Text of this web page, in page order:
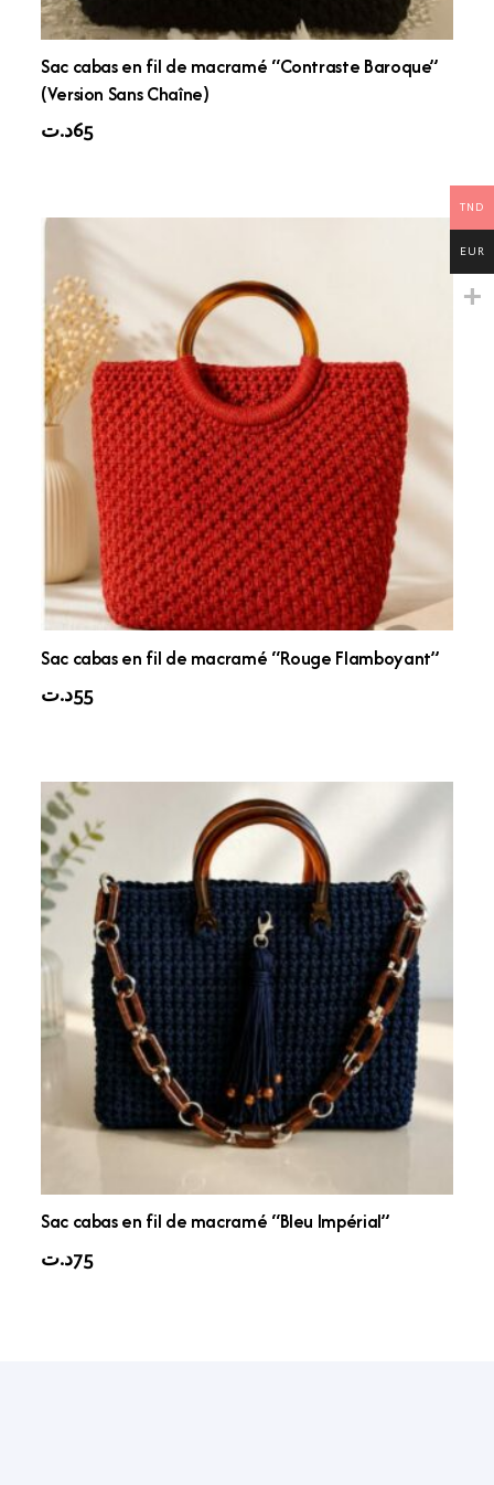
Sac cabas en fil de macramé “Contraste Baroque”
(Version Sans Chaîne)
65د.ت
Sac cabas en fil de macramé “Rouge Flamboyant”
55د.ت
Sac cabas en fil de macramé “Bleu Impérial”
75د.ت
TND
EUR